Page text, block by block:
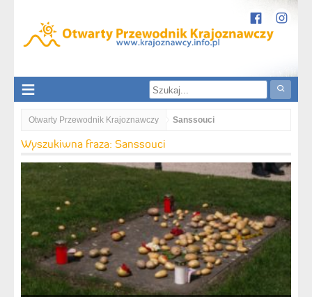
Otwarty Przewodnik Krajoznawczy Sanssouci
Wyszukiwna fraza: Sanssouci